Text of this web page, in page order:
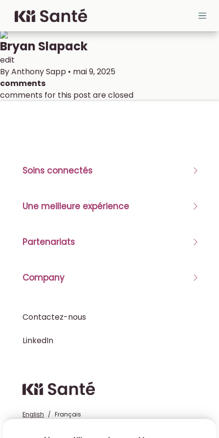
Cloud MD - return home
Bryan Slapack
edit
ByAnthony Sapp • mai 9, 2025
comments
comments for this post are closed
Cloud MD - return
English / Français
Soins connectés
Une meilleure expérience
Partenariats
Company
Contactez-nous
LinkedIn